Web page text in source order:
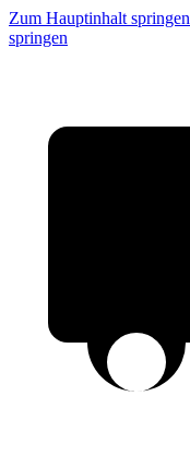
Zum Hauptinhalt springen
springen